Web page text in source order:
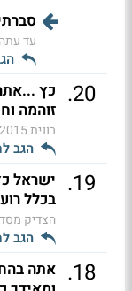
עד עתה
20
. כץ
זוהמה
רונית12:10
הגב
19
.
ישראל
בכלל
הצדיק
הגב
18
. אתה